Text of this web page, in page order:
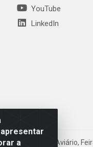
a
YouTube
LinkedIn
699 - Aviário,